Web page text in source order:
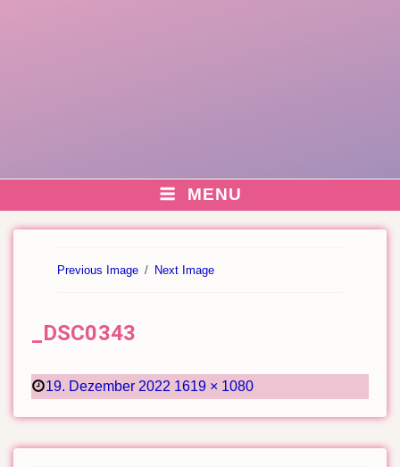
MENU
Previous Image Next Image
_DSC0343
Posted
19. Dezember 2022 Full
1619 × 1080